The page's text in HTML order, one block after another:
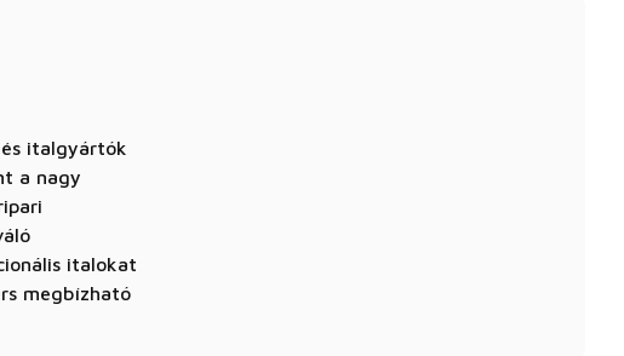
italgyártók
a nagy
italokat
megbízható